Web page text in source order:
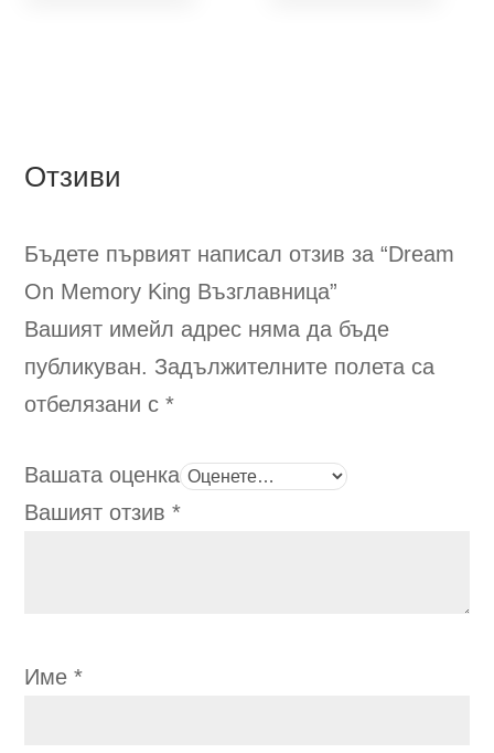
on
the
product
Отзиви
Бъдете първият написал отзив за “Dream
On Memory King Възглавница”
Вашият имейл адрес няма да бъде
публикуван. Задължителните полета са
отбелязани с*
Вашата оценка
Вашият отзив*
Име*